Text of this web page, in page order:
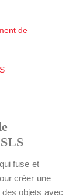
de
fuse et
créer une
objets avec